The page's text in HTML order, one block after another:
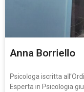
Anna Borriello
Psicologa iscritta
Esperta in Psicologia